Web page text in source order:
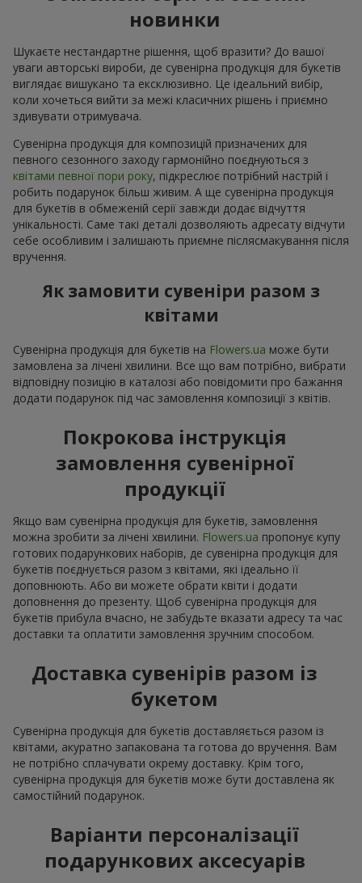
новинки
Шукаєте нестандартне рішення, щоб вразити? До вашої
уваги авторські вироби, де сувенірна продукція для букетів
виглядає вишукано та ексклюзивно. Це ідеальний вибір,
коли хочеться вийти за межі класичних рішень і приємно
здивувати отримувача.
Сувенірна продукція для композицій призначених для
певного сезонного заходу гармонійно поєднуються з
квітами певної пори року, підкреслює потрібний настрій і
робить подарунок більш живим. А ще сувенірна продукція
для букетів в обмеженій серії завжди додає відчуття
унікальності. Саме такі деталі дозволяють адресату відчути
себе особливим і залишають приємне післясмакування після
вручення.
Як замовити сувеніри разом з
квітами
Сувенірна продукція для букетів на Flowers.ua може бути
замовлена за лічені хвилини. Все що вам потрібно, вибрати
відповідну позицію в каталозі або повідомити про бажання
додати подарунок під час замовлення композиції з квітів.
Покрокова інструкція
замовлення сувенірної
продукції
Якщо вам сувенірна продукція для букетів, замовлення
можна зробити за лічені хвилини. Flowers.ua пропонує купу
готових подарункових наборів, де сувенірна продукція для
букетів поєднується разом з квітами, які ідеально її
доповнюють. Або ви можете обрати квіти і додати
доповнення до презенту. Щоб сувенірна продукція для
букетів прибула вчасно, не забудьте вказати адресу та час
доставки та оплатити замовлення зручним способом.
Доставка сувенірів разом із
букетом
Сувенірна продукція для букетів доставляється разом із
квітами, акуратно запакована та готова до вручення. Вам
не потрібно сплачувати окрему доставку. Крім того,
сувенірна продукція для букетів може бути доставлена як
самостійний подарунок.
Варіанти персоналізації
подарункових аксесуарів